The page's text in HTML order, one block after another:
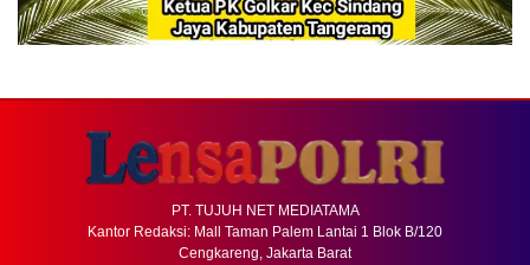
PT. TUJUH NET MEDIATAMA
Kantor Redaksi: Mall Taman Palem Lantai 1 Blok B/120
Cengkareng, Jakarta Barat